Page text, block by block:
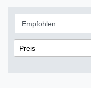
Preis